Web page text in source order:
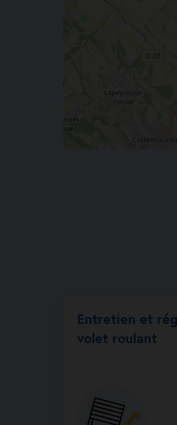
Entretien et
volet roulant